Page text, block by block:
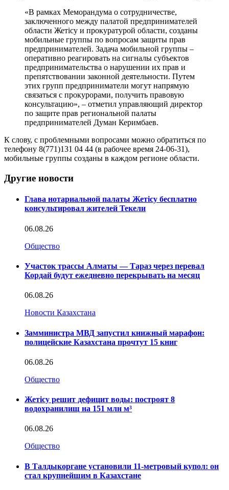
«В рамках Меморандума о сотрудничестве,
заключенного между палатой предпринимателей
области Жетісу и прокуратурой области, созданы
мобильные группы по вопросам защиты прав
предпринимателей. Задача мобильной группы –
оперативно реагировать на сигналы субъектов
предпринимательства о нарушении их прав и
препятствовании законной деятельности. Путем
этих групп предприниматели могут напрямую
связаться с прокурорами, получить правовую
консультацию», – отметил управляющий директор
по защите прав региональной палаты
предпринимателей Думан Керимбаев.
К слову, с проблемными вопросами можно обратиться по
телефону 8(771)131 04 44 (в рабочее время 24-06-31),
мобильные группы созданы в каждом регионе области.
Другие новости
Глава нотариальной палаты Жетісу бесплатно
консультировал жителей Текели
06.08.26
Общество
Участок трассы Алматы — Тараз через перевал
Кордай будут ежедневно перекрывать на месяц
06.08.26
Новости Казахстана
Замминистра МВД запустил книжный марафон:
полицейские Казахстана прочтут 15 книг
06.08.26
Общество
Жетісу решит дефицит воды: построят 8
водохранилищ на 151 млн м³
06.08.26
Общество
В Талдыкоргане установили 11-метровый купол: он
стал крупнейшим в Казахстане